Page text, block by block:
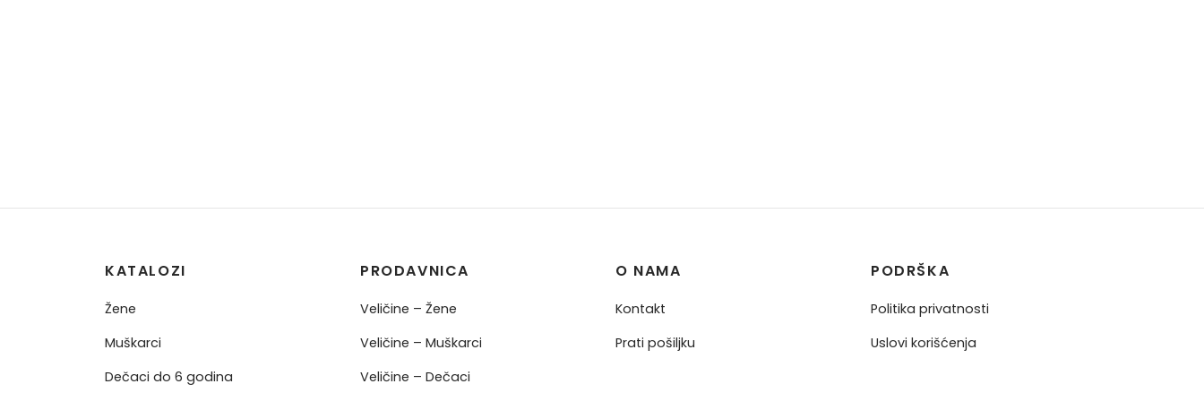
KATALOZI
Žene
Muškarci
Dečaci do 6 godina
PRODAVNICA
Veličine – Žene
Veličine – Muškarci
Veličine – Dečaci
O NAMA
Kontakt
Prati pošiljku
PODRŠKA
Politika privatnosti
Uslovi korišćenja